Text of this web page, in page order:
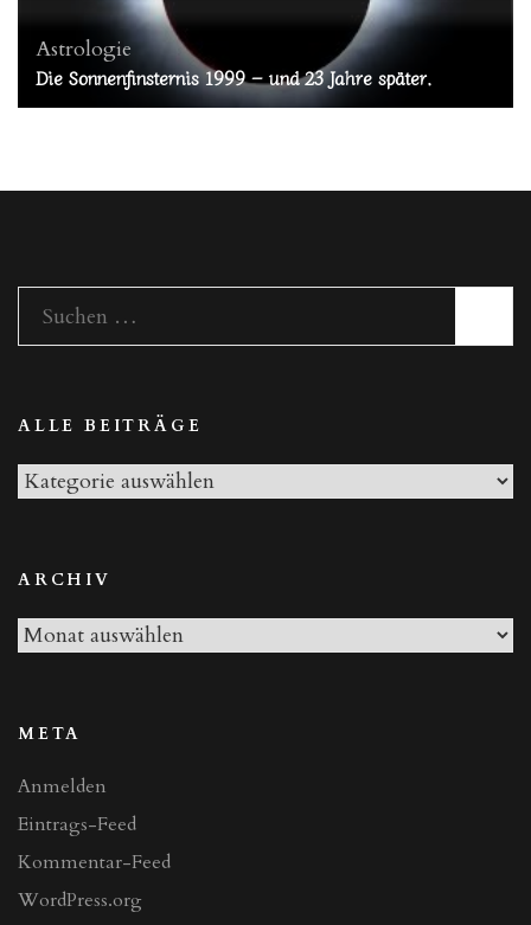
Astrologie
Die Sonnenfinsternis 1999 – und 23 Jahre später.
Suchen
nach:
ALLE BEITRÄGE
Alle
ARCHIV
Archiv
META
Anmelden
Eintrags-Feed
Kommentar-Feed
WordPress.org